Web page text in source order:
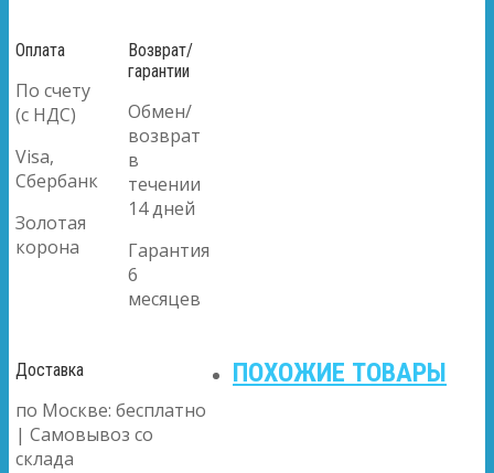
Оплата
По счету
(с НДС)
Visa,
Сбербанк
Золотая
корона
Возврат/
гарантии
Обмен/
возврат
в
течении
14 дней
Гарантия
6
месяцев
Доставка
по Москве: бесплатно
| Самовывоз со
склада
ПОХОЖИЕ ТОВАРЫ